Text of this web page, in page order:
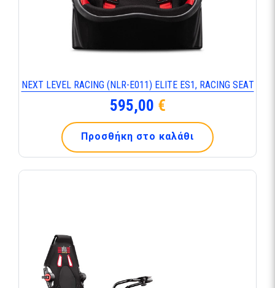
ΝΕΧΤ LΕVΕL RΑCΙΝG (ΝLR-Ε011) ΕLΙΤΕ ΕS1, RΑCΙΝG SΕΑΤ
595,00 €
Προσθήκη στο καλάθι